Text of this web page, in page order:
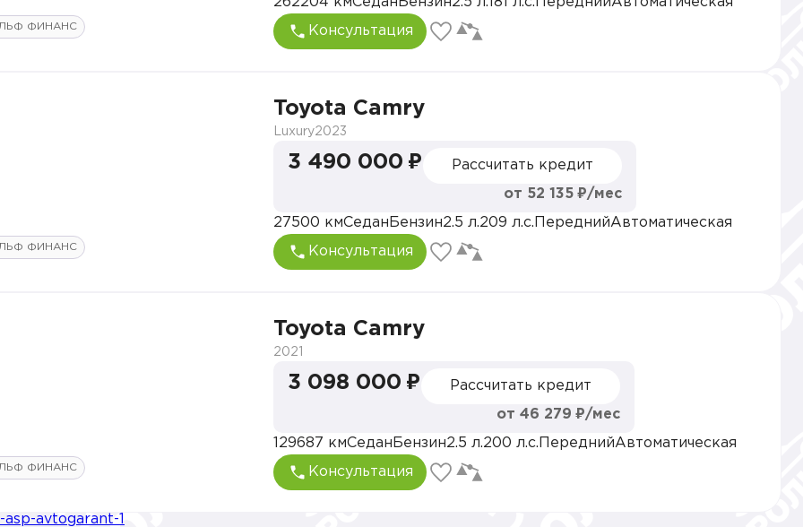
ФИНАНС Консультация
ФИНАНС
Toyota Camry
Luxury2023
3 490 000 ₽ Рассчитать кредит
от 52 135 ₽/мес
27500 кмСедан Бензин2.5 л.209 л.с. ПереднийАвтоматическая
Консультация
ФИНАНС
Toyota Camry
2021
3 098 000 ₽ Рассчитать кредит
от 46 279 ₽/мес
129687 кмСедан Бензин2.5 л.200 л.с. ПереднийАвтоматическая
Консультация